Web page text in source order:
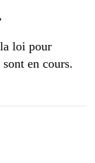
loi pour
en cours.